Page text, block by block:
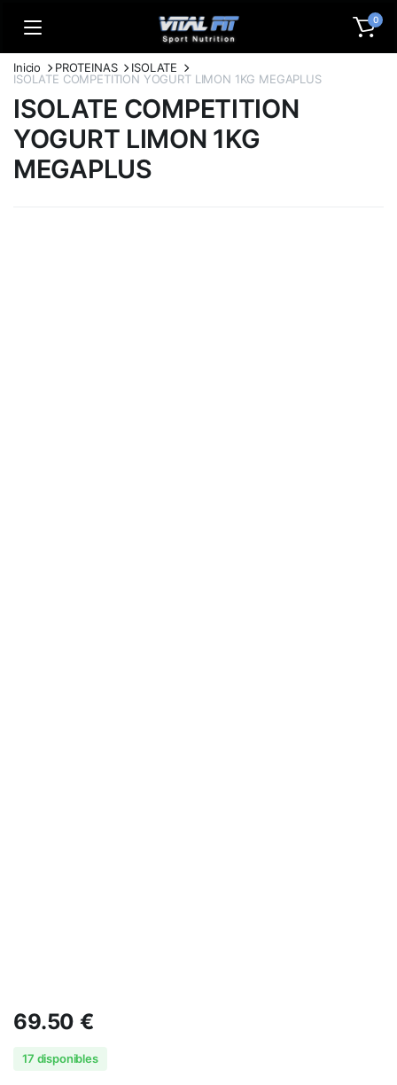
0
Inicio PROTEINAS
ISOLATE
ISOLATE COMPETITION YOGURT LIMON 1KG MEGAPLUS
ISOLATE COMPETITION
YOGURT LIMON 1KG
MEGAPLUS
69.50€
17 disponibles